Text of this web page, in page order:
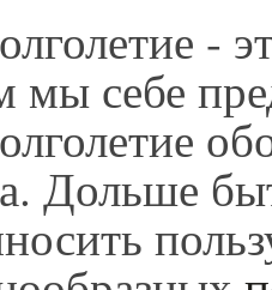
-
мы себе
Дольше